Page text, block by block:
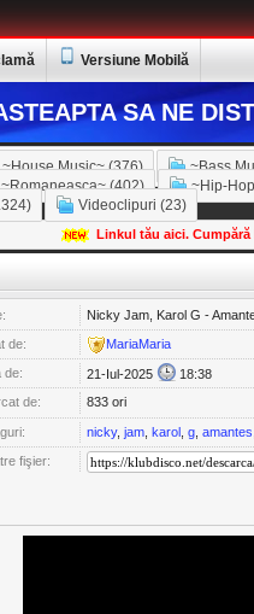
Versiune Mobilă
SA NE
Music~ (376) ~Bass
(402) ~Hip-
Videoclipuri (23)
Linkul tău aici. Cumpără
Nicky Jam, Karol G -
de: MariaMaria
de: 21-Iul-2025
18:38
de:
833 ori
nicky, jam karol g amantes
fişier: